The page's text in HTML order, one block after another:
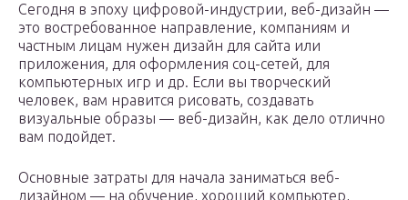
Сегодня в эпоху цифровой-индустрии, веб-дизайн —
это востребованное направление, компаниям и
частным лицам нужен дизайн для сайта или
приложения, для оформления соц-сетей, для
компьютерных игр и др. Если вы творческий
человек, вам нравится рисовать, создавать
визуальные образы — веб-дизайн, как дело отлично
вам подойдет.
Основные затраты для начала заниматься веб-
дизайном — на обучение, хороший компьютер,